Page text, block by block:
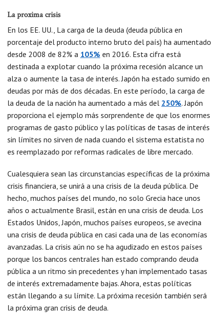
La proxima crisis
En los EE. UU., La carga de la deuda (deuda pública en
porcentaje del producto interno bruto del país) ha aumentado
desde 2008 de 82% a 105% en 2016. Esta cifra está
destinada a explotar cuando la próxima recesión alcance un
alza o aumente la tasa de interés. Japón ha estado sumido en
deudas por más de dos décadas. En este período, la carga de
la deuda de la nación ha aumentado a más del 250%. Japón
proporciona el ejemplo más sorprendente de que los enormes
programas de gasto público y las políticas de tasas de interés
sin límites no sirven de nada cuando el sistema estatista no
es reemplazado por reformas radicales de libre mercado.
Cualesquiera sean las circunstancias específicas de la próxima
crisis financiera, se unirá a una crisis de la deuda pública. De
hecho, muchos países del mundo, no solo Grecia hace unos
años o actualmente Brasil, están en una crisis de deuda. Los
Estados Unidos, Japón, muchos países europeos, se avecina
una crisis de deuda pública en casi cada una de las economías
avanzadas. La crisis aún no se ha agudizado en estos países
porque los bancos centrales han estado comprando deuda
pública a un ritmo sin precedentes y han implementado tasas
de interés extremadamente bajas. Ahora, estas políticas
están llegando a su límite. La próxima recesión también será
la próxima gran crisis de deuda.